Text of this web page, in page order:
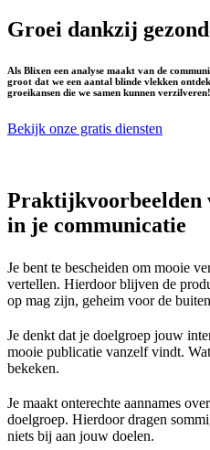
Groei dankzij
Als Blixen een analyse maakt van de
groot dat we een aantal blinde vlekken
groeikansen die we samen kunnen verzilveren!
Bekijk onze gratis diensten
Praktijkvoorbeelden
in je communicatie
Je bent te bescheiden om mooie
vertellen. Hierdoor blijven de
op mag zijn, geheim voor de
Je denkt dat je doelgroep jouw
mooie publicatie vanzelf vindt.
bekeken.
Je maakt onterechte aannames
doelgroep. Hierdoor dragen
niets bij aan jouw doelen.